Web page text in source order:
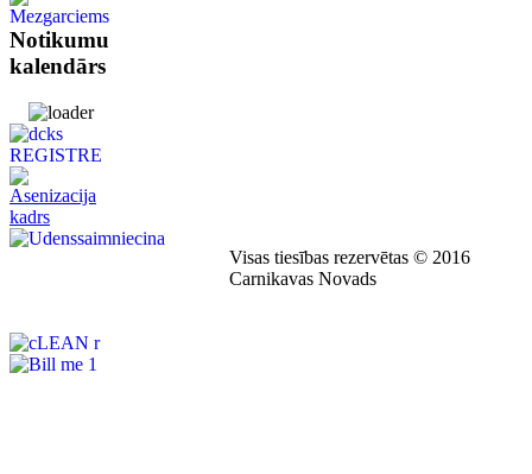
Notikumu
kalendārs
Visas tiesības rezervētas © 2016
Carnikavas Novads